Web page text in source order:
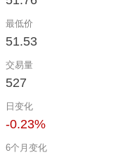
最低价
51.53
交易量
527
日变化
-0.23%
6个月变化